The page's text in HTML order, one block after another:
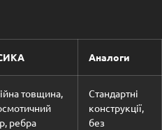
Аналоги
товщина,
ребра
Стандартні
конструкції,
без